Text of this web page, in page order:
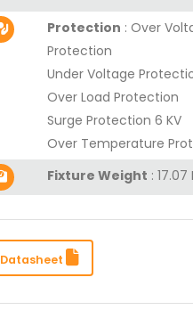
Protection : Over
Protection
Under Voltage
Over Load Protection
Surge Protection 6 KV
Over Temperature
Fixture Weight : 17.07
Datasheet